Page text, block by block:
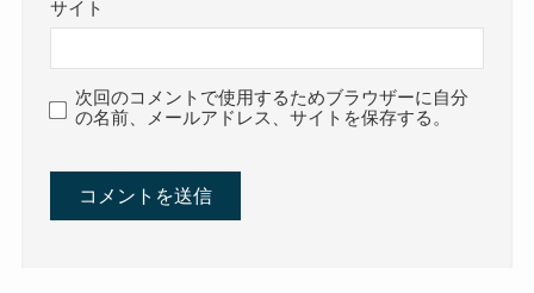
サイト
次回のコメントで使用するためブラウザーに自分
の名前、メールアドレス、サイトを保存する。